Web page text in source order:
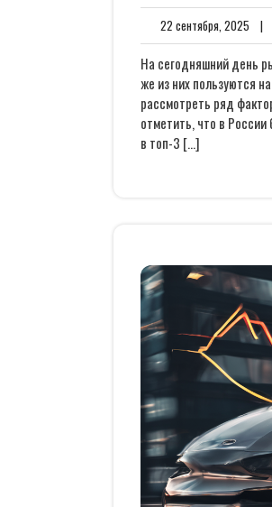
22 сентября, 2025 22|
На сегодняшний день
же из них пользуются
рассмотреть ряд
отметить, что в
в топ-3 […]